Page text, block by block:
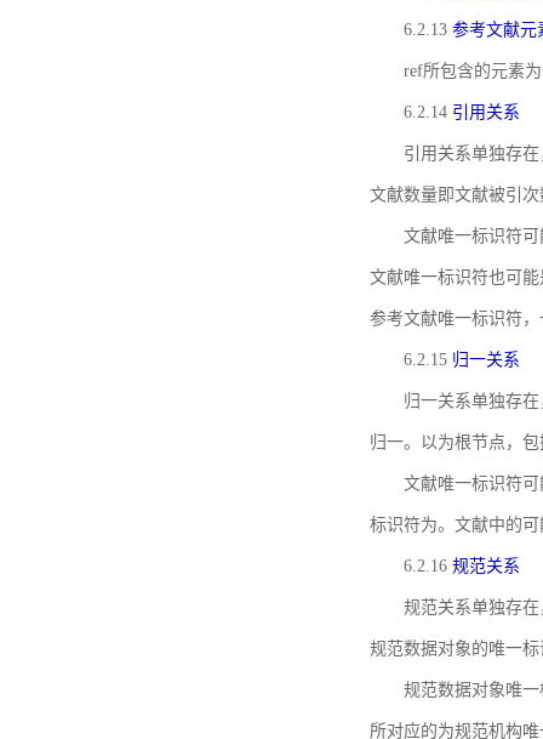
6.2.13 参考文献元
ref所包含的元素
6.2.14 引用关系
引用关系单独存
文献数量即文献被引
文献唯一标识符
文献唯一标识符也可
参考文献唯一标识符
6.2.15 归一关系
归一关系单独存
归一。以为根节点，
文献唯一标识符
标识符为。文献中的
6.2.16 规范关系
规范关系单独存
规范数据对象的唯一
规范数据对象唯一
所对应的为规范机构